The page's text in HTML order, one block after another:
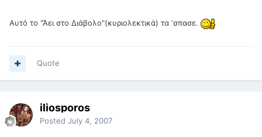
Αυτό το "Άει στο Διάβολο"(κυριολεκτικά) τα 'σπασε.
Quote
iliosporos
Posted July 4, 2007